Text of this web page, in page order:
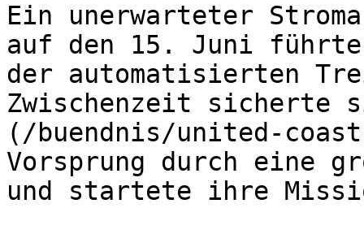
Ein unerwarteter
auf den 15. Juni führte
der automatisierten
Zwischenzeit sicherte
(/buendnis/united-
Vorsprung durch eine
und startete ihre